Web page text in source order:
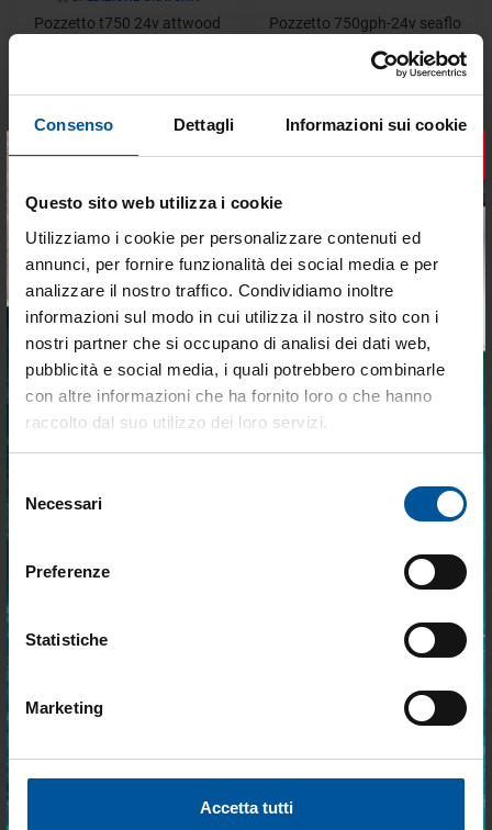
Tieniti aggiornato sulle
migliori occasioni per la tua
barca
vantaggiose e selezionate per chi vive la
×
Consenso Dettagli Informazioni sui cookie
Questo sito web utilizza i cookie
Utilizziamo i cookie per personalizzare contenuti ed
annunci, per fornire funzionalità dei social media e per
analizzare il nostro traffico. Condividiamo inoltre
informazioni sul modo in cui utilizza il nostro sito con i
nostri partner che si occupano di analisi dei dati web,
pubblicità e social media, i quali potrebbero combinarle
con altre informazioni che ha fornito loro o che hanno
raccolto dal suo utilizzo dei loro servizi.
delNecessari
Preferenze
Statistiche
Marketing
Accetta tutti
Pozzetto t750 24v attwood
€ 253,52
€ 205,33
Pozzetto 750gph-24v seaflo
Disponibile
€ 74,79
€ 54,81
- 15%
SPEDIZIONE GRATUITA
Serbatoio Acque Nere Ocean
System 12V
Disponibile
€ 610,79
- 12%
Valvola 3 vie 1 1/2" 300 psi
€ 115,11
- 20%
1"1/2 x 19